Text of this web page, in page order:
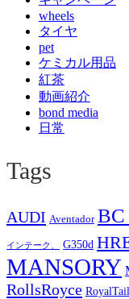
wheels
タイヤ
pet
ケミカル用品
紅茶
動画紹介
bond media
日常
Tags
AUDI Aventador BC
インテーク、 G350d
MANSORY
RollsRoyce